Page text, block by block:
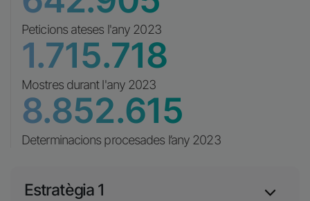
Peticions ateses l'any 2023
1.715.718
Mostres durant l'any 2023
8.852.615
Determinacions procesades l’any 2023
Estratègia 1